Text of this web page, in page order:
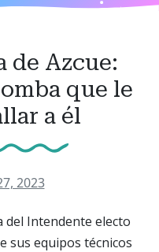
de Azcue:
que le
a él
2023
del Intendente electo
sus equipos técnicos